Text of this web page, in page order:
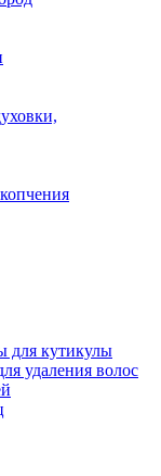
для кутикулы
удаления волос